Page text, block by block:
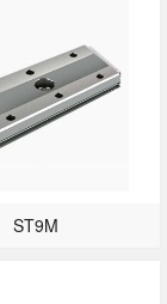
ST9M